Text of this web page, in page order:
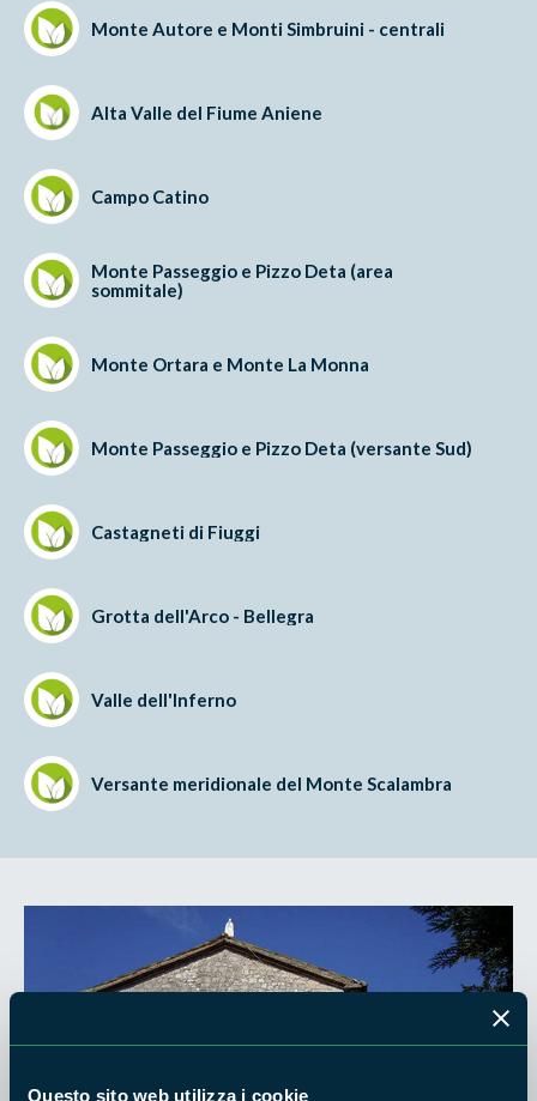
Questo sito web utilizza i cookie
Monte Autore e Monti Simbruini - centrali
Alta Valle del Fiume Aniene
Campo Catino
Monte Passeggio e Pizzo Deta (area
sommitale)
Monte Ortara e Monte La Monna
Monte Passeggio e Pizzo Deta (versante Sud)
Castagneti di Fiuggi
Grotta dell'Arco - Bellegra
Valle dell'Inferno
Versante meridionale del Monte Scalambra